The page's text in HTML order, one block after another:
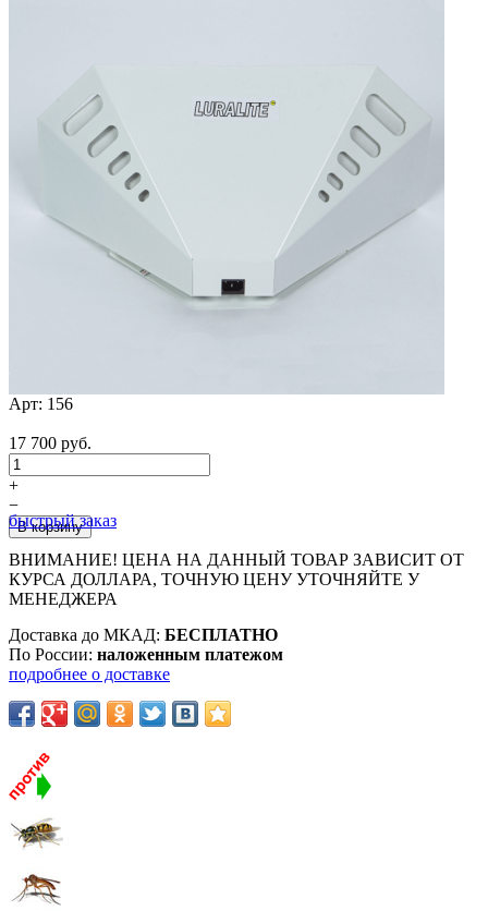
Арт: 156
17 700 руб.
+
−
быстрый заказ
ВНИМАНИЕ! ЦЕНА НА ДАННЫЙ ТОВАР ЗАВИСИТ ОТ
КУРСА ДОЛЛАРА, ТОЧНУЮ ЦЕНУ УТОЧНЯЙТЕ У
МЕНЕДЖЕРА
Доставка до МКАД: БЕСПЛАТНО
По России: наложенным платежом
подробнее о доставке